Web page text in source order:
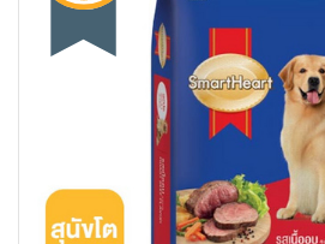
เครื่องปรุงรสและของแห้ง